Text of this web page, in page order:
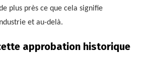
plus près ce que cela signifie
et au-delà.
approbation historique